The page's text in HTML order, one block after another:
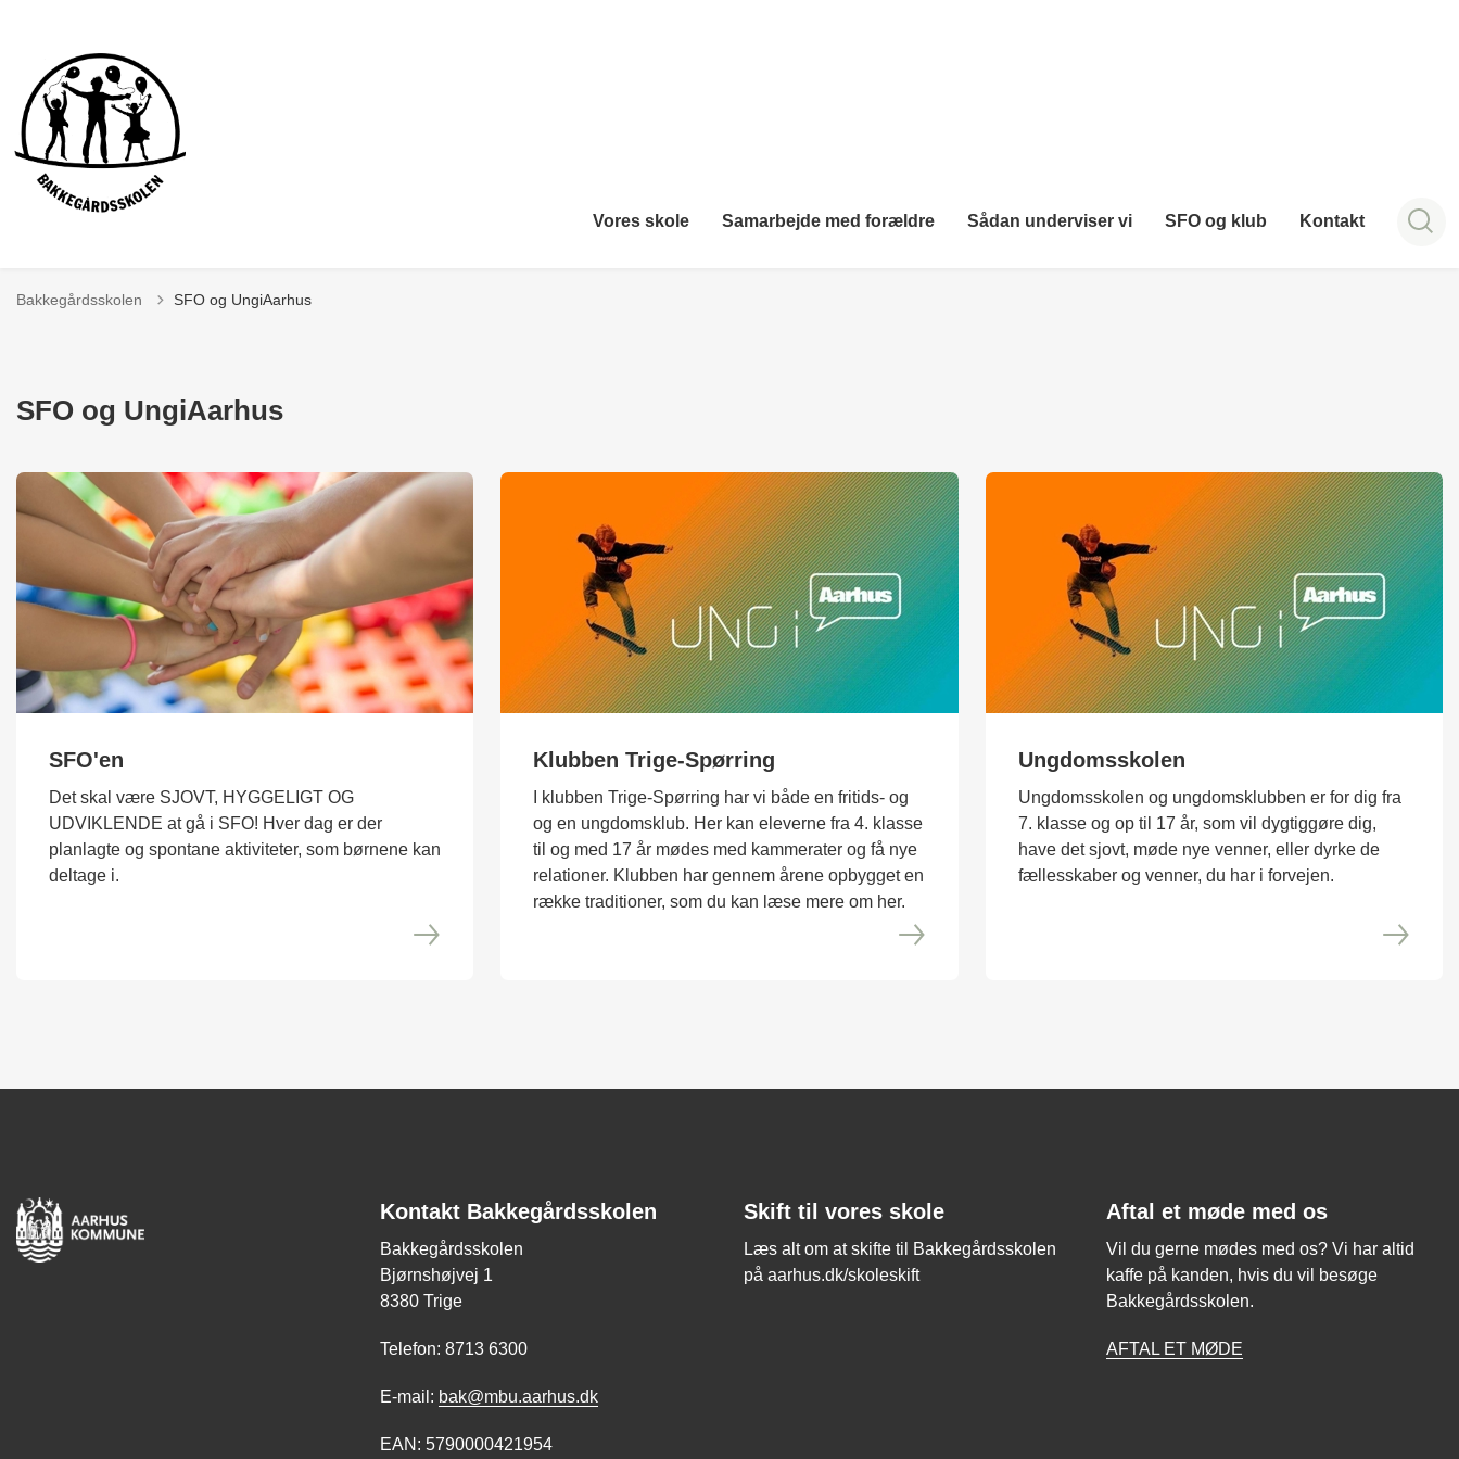
Vores skole Samarbejde med forældre Sådan underviser vi SFO og klub Kontakt
Bakkegårdsskolen SFO og UngiAarhus
SFO og UngiAarhus
SFO'en
Det skal være SJOVT, HYGGELIGT OG
UDVIKLENDE at gå i SFO! Hver dag er der
planlagte og spontane aktiviteter, som børnene kan
deltage i.
Klubben Trige-Spørring
I klubben Trige-Spørring har vi både en fritids- og
og en ungdomsklub. Her kan eleverne fra 4. klasse
til og med 17 år mødes med kammerater og få nye
relationer. Klubben har gennem årene opbygget en
række traditioner, som du kan læse mere om her.
Ungdomsskolen
Ungdomsskolen og ungdomsklubben er for dig fra
7. klasse og op til 17 år, som vil dygtiggøre dig,
have det sjovt, møde nye venner, eller dyrke de
fællesskaber og venner, du har i forvejen.
Kontakt Bakkegårdsskolen
Bakkegårdsskolen
Bjørnshøjvej 1
8380 Trige
Telefon: 8713 6300
E-mail: bak@mbu.aarhus.dk
EAN: 5790000421954
Skift til vores skole
Læs alt om at skifte til Bakkegårdsskolen
på aarhus.dk/skoleskift
Aftal et møde med os
Vil du gerne mødes med os? Vi har altid
kaffe på kanden, hvis du vil besøge
Bakkegårdsskolen.
AFTAL ET MØDE